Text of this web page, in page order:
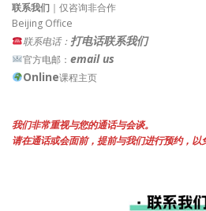
联系我们 ｜仅咨询非合作
Beijing Office
联系电话： 打电话联系我们
官方电邮： email us
Online课程主页
我们非常重视与您的通话与会谈。
请在通话或会面前，提前与我们进行预约，以